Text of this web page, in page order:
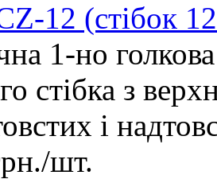
12 (стібок
1-но
стібка з
і
/шт.